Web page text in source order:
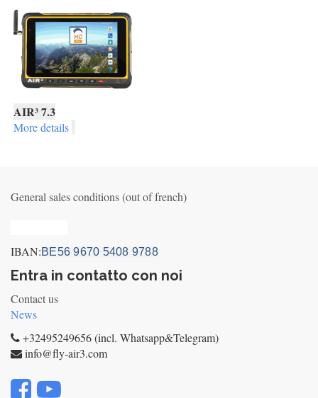
AIR³ 7.3
More details
General sales conditions (out of french)
IBAN:BE56 9670 5408 9788
Entra in contatto con noi
Contact us
News
+32495249656 (incl. Whatsapp&Telegram)
info@fly-air3.com